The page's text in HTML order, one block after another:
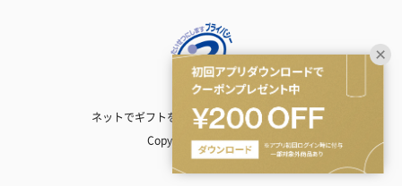
ネットでギフトを贈るなら | TANP（タンプ）
Copyright© TANP Inc.